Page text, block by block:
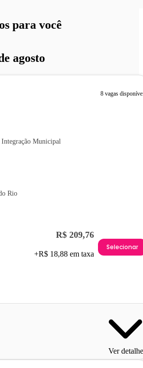
para você
agosto
8 vagas
Municipal
Rio
R$ 209,76
+R$ 18,88 em taxa
Selecionar
Ver